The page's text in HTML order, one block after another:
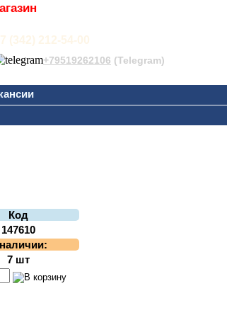
(342) 212-54-00
+79519262106 (Telegram)
Код
147610
7 шт